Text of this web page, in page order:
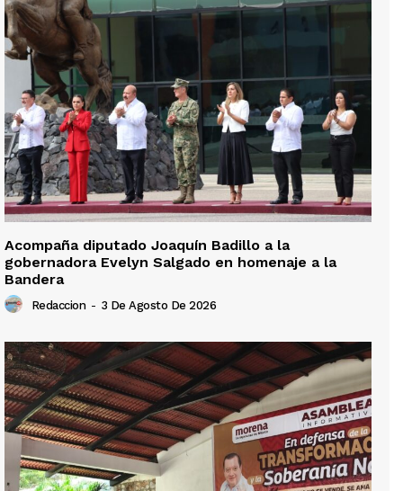
Acompaña diputado Joaquín Badillo a la
gobernadora Evelyn Salgado en homenaje a la
Bandera
Redaccion - 3 De Agosto De 2026